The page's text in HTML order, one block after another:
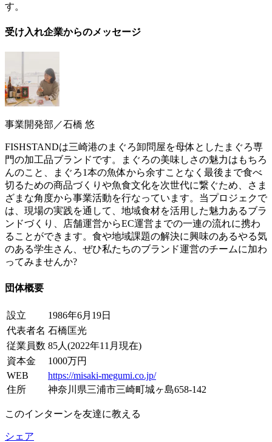
す。
受け入れ企業からのメッセージ
事業開発部／石橋 悠
FISHSTANDは三崎港のまぐろ卸問屋を母体としたまぐろ専
門の加工品ブランドです。まぐろの美味しさの魅力はもちろ
んのこと、まぐろ1本の魚体から余すことなく最後まで食べ
切るための商品づくりや魚食文化を次世代に繋ぐため、さま
ざまな角度から事業活動を行なっています。当プロジェクで
は、現場の実践を通して、地域食材を活用した魅力あるブラ
ンドづくり、店舗運営からEC運営までの一連の流れに携わ
ることができます。食や地域課題の解決に興味のあるやる気
のある学生さん、ぜひ私たちのブランド運営のチームに加わ
ってみませんか?
団体概要
設立
1986年6月19日
代表者名 石橋匡光
従業員数 85人(2022年11月現在)
資本金
1000万円
WEB
https://misaki-megumi.co.jp/
住所
神奈川県三浦市三崎町城ヶ島658-142
このインターンを友達に教える
シェア